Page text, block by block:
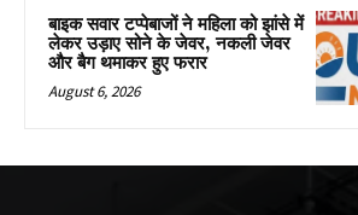
बाइक सवार टप्पेबाजों ने महिला को झांसे में
लेकर उड़ाए सोने के जेवर, नकली जेवर
और बैग थमाकर हुए फरार
August 6, 2026